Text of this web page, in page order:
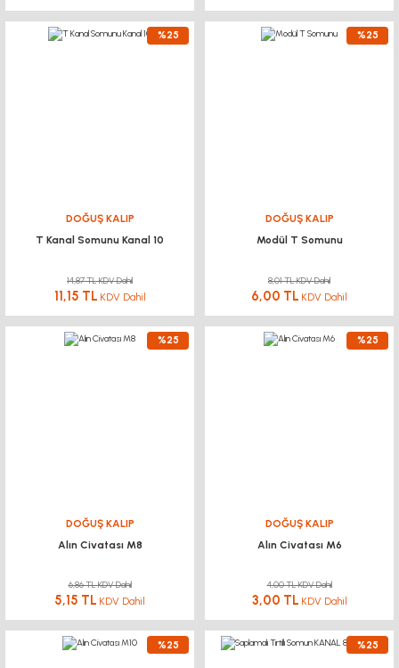
%25
DOĞUŞ KALIP
T Kanal Somunu Kanal 10
14,87 TL KDV Dahil
11,15 TL KDV Dahil
%25
DOĞUŞ KALIP
Modül T Somunu
8,01 TL KDV Dahil
6,00 TL KDV Dahil
%25
DOĞUŞ KALIP
Alın Civatası M8
6,86 TL KDV Dahil
5,15 TL KDV Dahil
%25
DOĞUŞ KALIP
Alın Civatası M6
4,00 TL KDV Dahil
3,00 TL KDV Dahil
%25 %25